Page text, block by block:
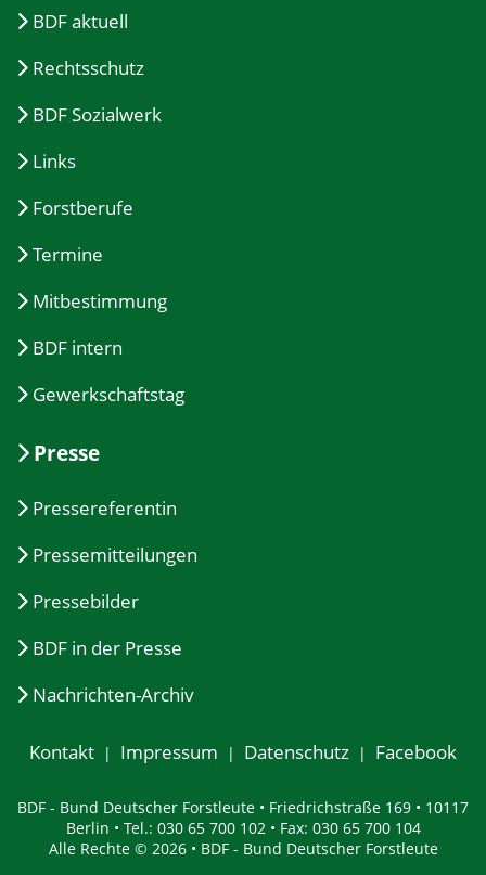
BDF aktuell
Rechtsschutz
BDF Sozialwerk
Links
Forstberufe
Termine
Mitbestimmung
BDF intern
Gewerkschaftstag
Presse
Pressereferentin
Pressemitteilungen
Pressebilder
BDF in der Presse
Nachrichten-Archiv
Kontakt Impressum Datenschutz Facebook
BDF - Bund Deutscher Forstleute • Friedrichstraße 169 • 10117
Berlin • Tel.: 030 65 700 102 • Fax: 030 65 700 104
Alle Rechte © 2026 • BDF - Bund Deutscher Forstleute